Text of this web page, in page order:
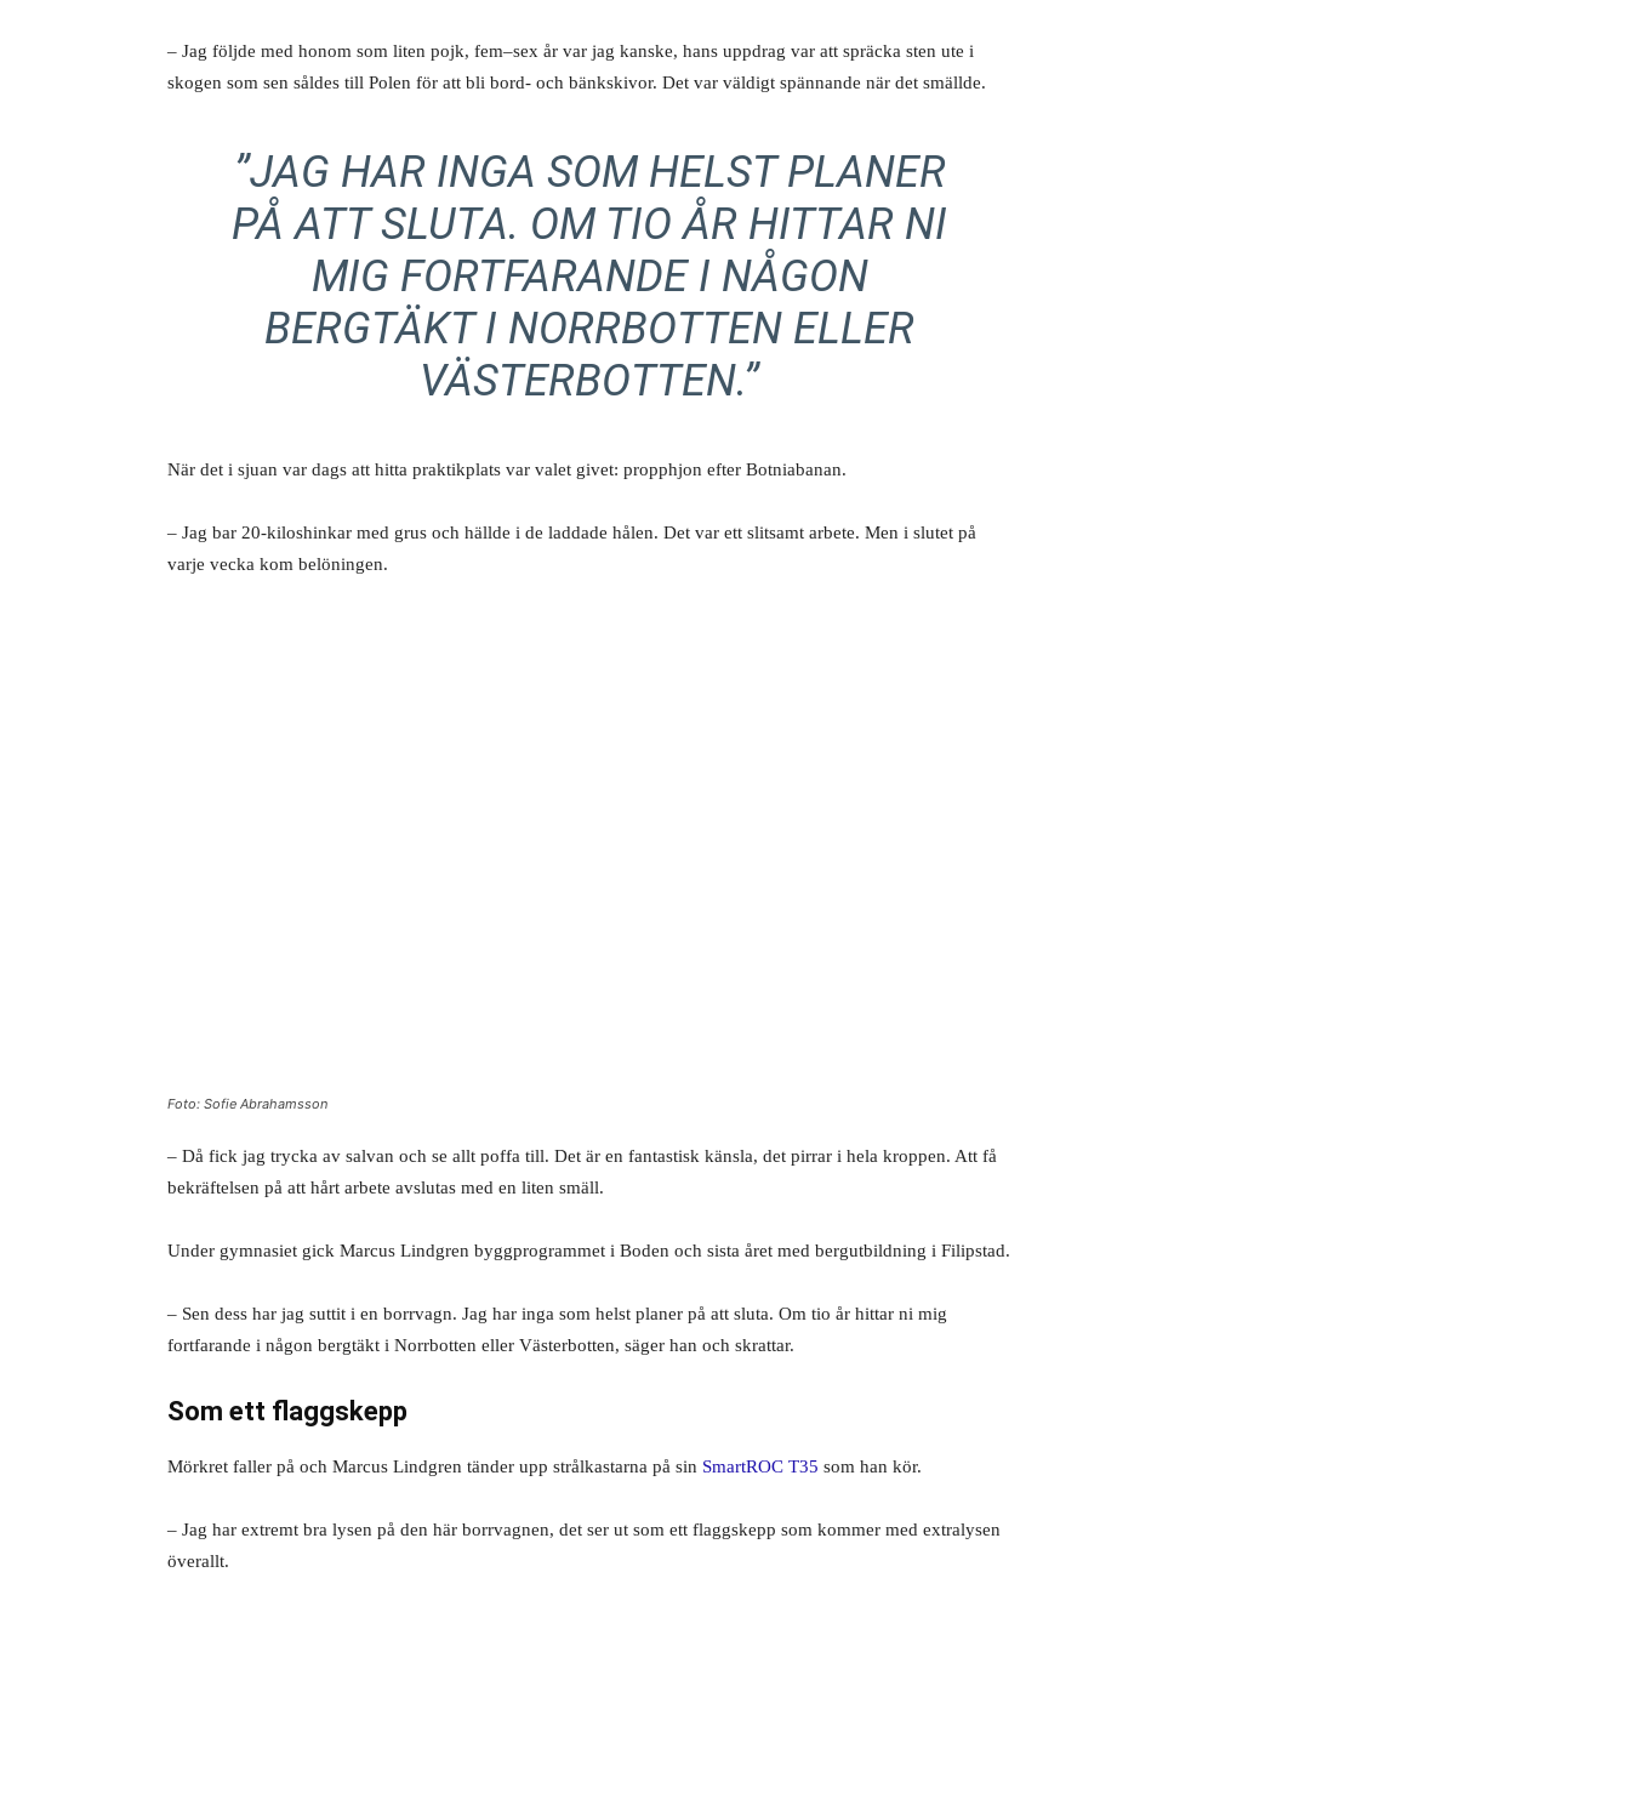
– Jag följde med honom som liten pojk, fem–sex år var jag kanske, hans uppdrag var att spräcka sten ute i
skogen som sen såldes till Polen för att bli bord- och bänkskivor. Det var väldigt spännande när det smällde.
”JAG HAR INGA SOM HELST PLANER
PÅ ATT SLUTA. OM TIO ÅR HITTAR NI
MIG FORTFARANDE I NÅGON
BERGTÄKT I NORRBOTTEN ELLER
VÄSTERBOTTEN.”
När det i sjuan var dags att hitta praktikplats var valet givet: propphjon efter Botniabanan.
– Jag bar 20-kiloshinkar med grus och hällde i de laddade hålen. Det var ett slitsamt arbete. Men i slutet på
varje vecka kom belöningen.
Foto: Sofie Abrahamsson
– Då fick jag trycka av salvan och se allt poffa till. Det är en fantastisk känsla, det pirrar i hela kroppen. Att få
bekräftelsen på att hårt arbete avslutas med en liten smäll.
Under gymnasiet gick Marcus Lindgren byggprogrammet i Boden och sista året med bergutbildning i Filipstad.
– Sen dess har jag suttit i en borrvagn. Jag har inga som helst planer på att sluta. Om tio år hittar ni mig
fortfarande i någon bergtäkt i Norrbotten eller Västerbotten, säger han och skrattar.
Som ett flaggskepp
Mörkret faller på och Marcus Lindgren tänder upp strålkastarna på sin SmartROC T35 som han kör.
– Jag har extremt bra lysen på den här borrvagnen, det ser ut som ett flaggskepp som kommer med extralysen
överallt.